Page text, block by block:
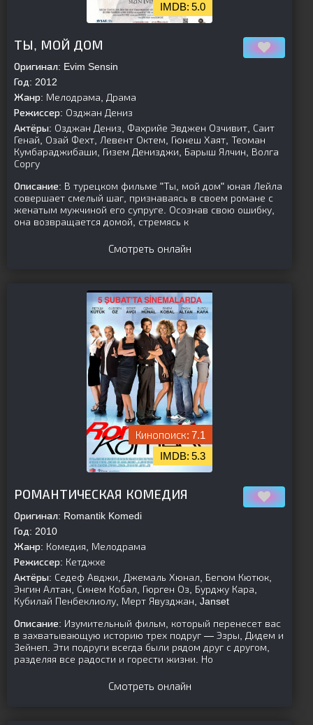
5.0
ТЫ, МОЙ ДОМ
Оригинал: Evim Sensin
Год: 2012
Жанр: Мелодрама, Драма
Режиссер: Озджан Дениз
Актёры: Озджан Дениз, Фахрийе Эвджен Озчивит, Саит
Генай, Озай Фехт, Левент Октем, Гюнеш Хаят, Теоман
Кумбараджибаши, Гизем Денизджи, Барыш Ялчин, Волга
Соргу
Описание: В турецком фильме "Ты, мой дом" юная Лейла
совершает смелый шаг, признаваясь в своем романе с
женатым мужчиной его супруге. Осознав свою ошибку,
она возвращается домой, стремясь к
Смотреть онлайн
7.1
5.3
РОМАНТИЧЕСКАЯ КОМЕДИЯ
Оригинал: Romantik Komedi
Год: 2010
Жанр: Комедия, Мелодрама
Режиссер: Кетджхе
Актёры: Седеф Авджи, Джемаль Хюнал, Бегюм Кютюк,
Энгин Алтан, Синем Кобал, Гюрген Оз, Бурджу Кара,
Кубилай Пенбеклиолу, Мерт Явузджан, Janset
Описание: Изумительный фильм, который перенесет вас
в захватывающую историю трех подруг — Эзры, Дидем и
Зейнеп. Эти подруги всегда были рядом друг с другом,
разделяя все радости и горести жизни. Но
Смотреть онлайн